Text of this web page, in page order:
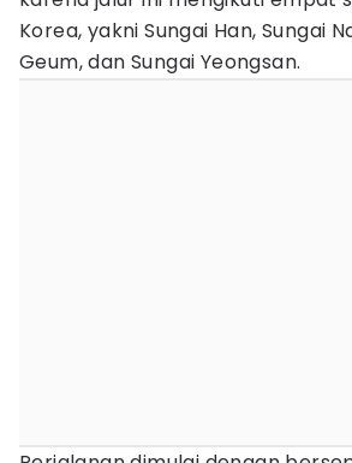
Korea, yakni Sungai Han, Sungai
Geum, dan Sungai Yeongsan.